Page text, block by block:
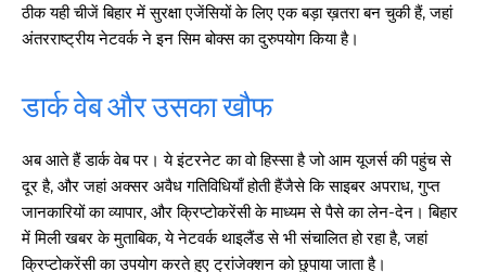
ठीक यही चीजें बिहार में सुरक्षा एजेंसियों के लिए एक बड़ा ख़तरा बन चुकी हैं, जहां
अंतरराष्ट्रीय नेटवर्क ने इन सिम बोक्स का दुरुपयोग किया है।
डार्क वेब और उसका खौफ
अब आते हैं डार्क वेब पर। ये इंटरनेट का वो हिस्सा है जो आम यूजर्स की पहुंच से
दूर है, और जहां अक्सर अवैध गतिविधियाँ होती हैंजैसे कि साइबर अपराध, गुप्त
जानकारियों का व्यापार, और क्रिप्टोकरेंसी के माध्यम से पैसे का लेन-देन। बिहार
में मिली खबर के मुताबिक, ये नेटवर्क थाइलैंड से भी संचालित हो रहा है, जहां
क्रिप्टोकरेंसी का उपयोग करते हुए ट्रांजेक्शन को छुपाया जाता है।